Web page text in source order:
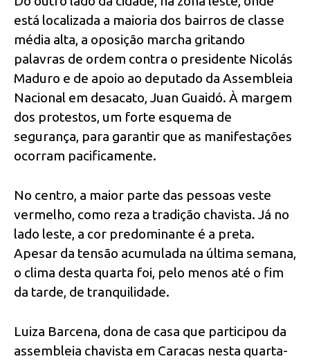
está localizada a maioria dos bairros de classe
média alta, a oposição marcha gritando
palavras de ordem contra o presidente Nicolás
Maduro e de apoio ao deputado da Assembleia
Nacional em desacato, Juan Guaidó. À margem
dos protestos, um forte esquema de
segurança, para garantir que as manifestações
ocorram pacificamente.
No centro, a maior parte das pessoas veste
vermelho, como reza a tradição chavista. Já no
lado leste, a cor predominante é a preta.
Apesar da tensão acumulada na última semana,
o clima desta quarta foi, pelo menos até o fim
da tarde, de tranquilidade.
Luiza Barcena, dona de casa que participou da
assembleia chavista em Caracas nesta quarta-